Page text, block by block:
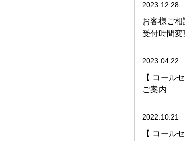
2023.12.28
お客様ご相
受付時間
2023.04.22
【 コール
ご案内
2022.10.21
【 コール